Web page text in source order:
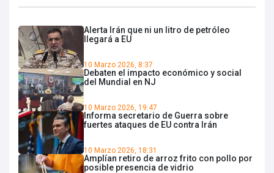
Alerta Irán que ni un litro de petróleo
llegará a EU
10 Marzo 2026, 8:37
Debaten el impacto económico y social
del Mundial en NJ
10 Marzo 2026, 19:47
Informa secretario de Guerra sobre
fuertes ataques de EU contra Irán
10 Marzo 2026, 18:31
Amplían retiro de arroz frito con pollo por
posible presencia de vidrio